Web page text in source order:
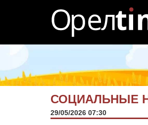
СОЦИАЛЬНЫЕ
29/05/2026 07:30